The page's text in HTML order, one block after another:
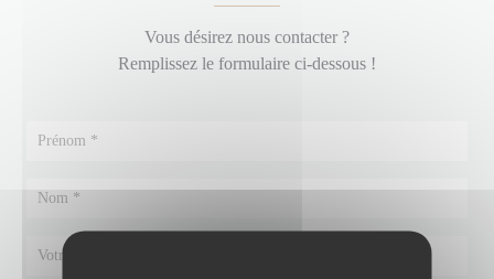
Vous désirez nous contacter ?
Remplissez le formulaire ci-dessous !